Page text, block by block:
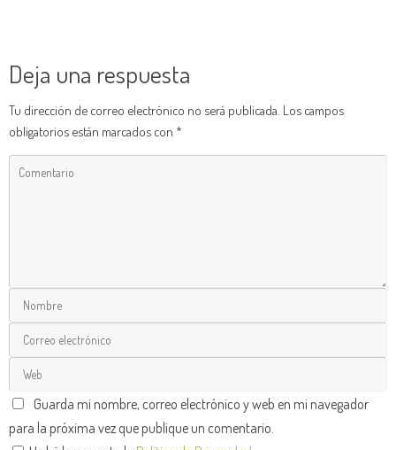
Deja una respuesta
Tu dirección de correo electrónico no será publicada. Los campos
obligatorios están marcados con *
Guarda mi nombre, correo electrónico y web en mi navegador
para la próxima vez que publique un comentario.